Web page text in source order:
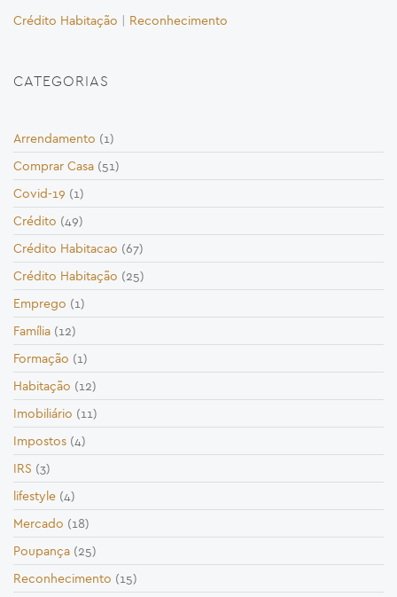
Crédito Habitação | Reconhecimento
CATEGORIAS
Arrendamento (1)
Comprar Casa (51)
Covid-19 (1)
Crédito (49)
Crédito Habitacao (67)
Crédito Habitação (25)
Emprego (1)
Família (12)
Formação (1)
Habitação (12)
Imobiliário (11)
Impostos (4)
IRS (3)
lifestyle (4)
Mercado (18)
Poupança (25)
Reconhecimento (15)